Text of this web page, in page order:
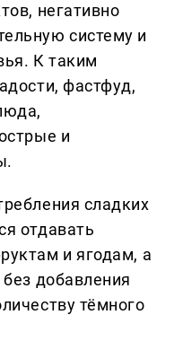
негативно
систему и
К таким
фастфуд,
и
сладких
отдавать
и ягодам, а
добавления
тёмного